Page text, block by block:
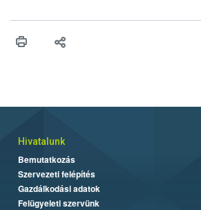
higiéniai szabályok betartása, a
biztonsági Hivatal (Nébih) Oktatási
Hivatalunk
Bemutatkozás
Szervezeti felépítés
Gazdálkodási adatok
Felügyeleti szervünk